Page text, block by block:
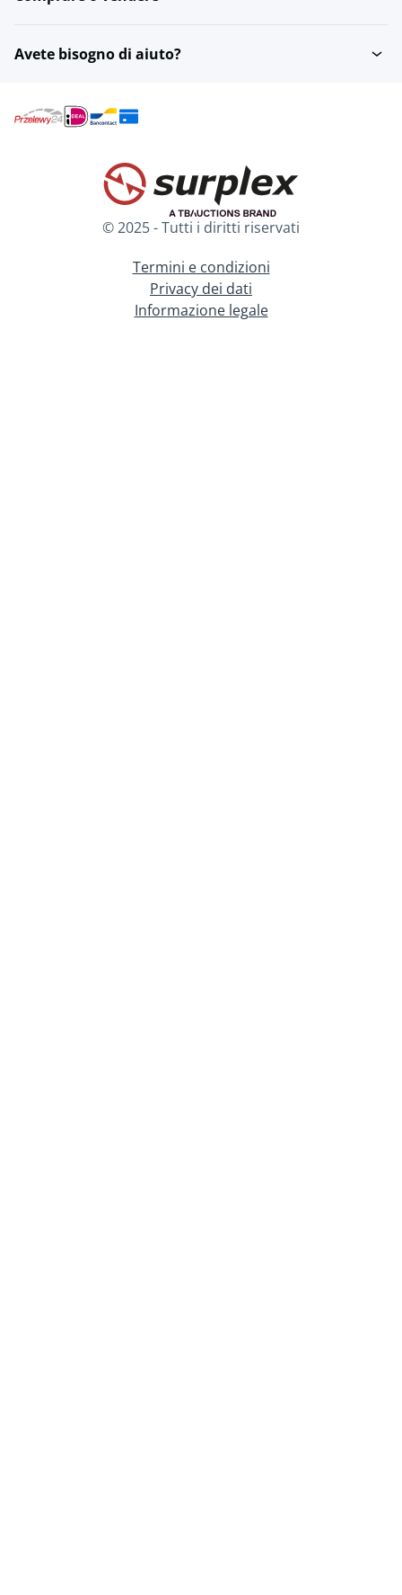
Avete bisogno di aiuto?
© 2025 - Tutti i diritti riservati
Termini e condizioni
Privacy dei dati
Informazione legale